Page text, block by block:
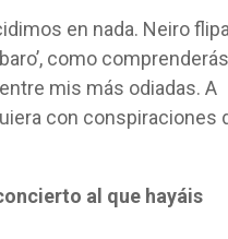
en nada. Neiro
como
mis más odiadas. A
con conspiraciones
al que hayáis